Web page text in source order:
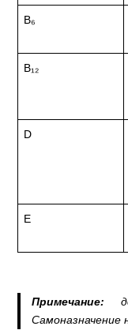
В₆
В₁₂
D
Е
Примечание:
Самоназначение